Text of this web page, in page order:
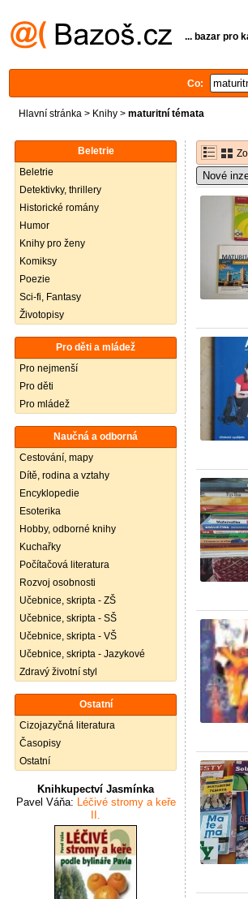
... bazar pro
Co:
Hlavní stránka > Knihy > maturitní témata
Beletrie
Beletrie
Detektivky, thrillery
Historické romány
Humor
Knihy pro ženy
Komiksy
Poezie
Sci-fi, Fantasy
Životopisy
Pro děti a mládež
Pro nejmenší
Pro děti
Pro mládež
Naučná a odborná
Cestování, mapy
Dítě, rodina a vztahy
Encyklopedie
Esoterika
Hobby, odborné knihy
Kuchařky
Počítačová literatura
Rozvoj osobnosti
Učebnice, skripta - ZŠ
Učebnice, skripta - SŠ
Učebnice, skripta - VŠ
Učebnice, skripta - Jazykové
Zdravý životní styl
Ostatní
Cizojazyčná literatura
Časopisy
Ostatní
Knihkupectví Jasmínka
Pavel Váňa: Léčivé stromy a keře
II.
Nové